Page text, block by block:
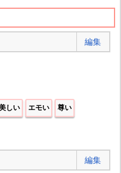
編集
しい エモい 尊い
編集